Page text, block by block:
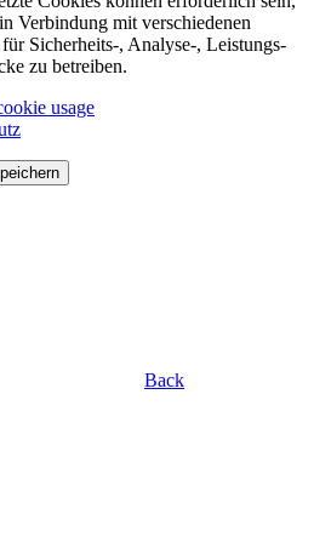
Verbindung mit verschiedenen
Sicherheits-, Analyse-, Leistungs-
zu betreiben.
usage
Back